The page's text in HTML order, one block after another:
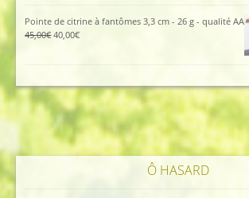
est :
Pointe de citrine à fantômes 3,3 cm - 26 g - qualité AA
45,00€Le
45,00€.
40,00€Le
40,00€.
Ô HASARD